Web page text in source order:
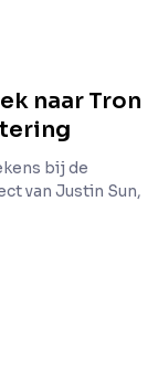
naar Tron
bij de
van Justin Sun,